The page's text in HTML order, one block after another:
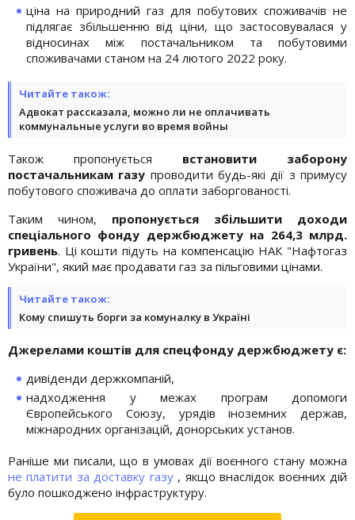
ціна на природний газ для побутових споживачів не
підлягає збільшенню від ціни, що застосовувалася у
відносинах між постачальником та побутовими
споживачами станом на 24 лютого 2022 року.
Читайте також:
Адвокат рассказала, можно ли не оплачивать
коммунальные услуги во время войны
Також пропонується встановити заборону
постачальникам газу проводити будь-які дії з примусу
побутового споживача до оплати заборгованості.
Таким чином, пропонується збільшити доходи
спеціального фонду держбюджету на 264,3 млрд.
гривень. Ці кошти підуть на компенсацію НАК "Нафтогаз
України", який має продавати газ за пільговими цінами.
Читайте також:
Кому спишуть борги за комуналку в Україні
Джерелами коштів для спецфонду держбюджету є:
дивіденди держкомпаній,
надходження у межах програм допомоги
Європейського Союзу, урядів іноземних держав,
міжнародних організацій, донорських установ.
Раніше ми писали, що в умовах дії воєнного стану можна
не платити за доставку газу, якщо внаслідок воєнних дій
було пошкоджено інфраструктуру.